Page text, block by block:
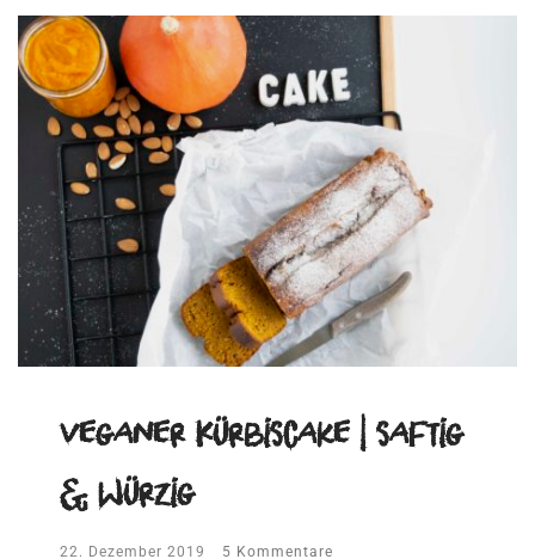
veganer Kürbiscake | saftig
& würzig
22. Dezember 2019 5 Kommentare